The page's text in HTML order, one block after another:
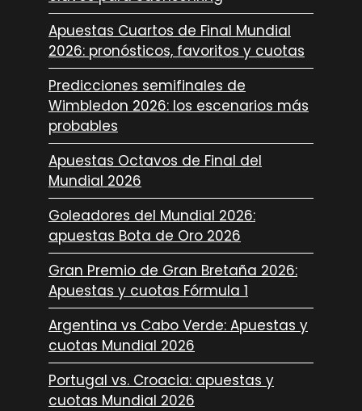
Apuestas Cuartos de Final Mundial
2026: pronósticos, favoritos y cuotas
Predicciones semifinales de
Wimbledon 2026: los escenarios más
probables
Apuestas Octavos de Final del
Mundial 2026
Goleadores del Mundial 2026:
apuestas Bota de Oro 2026
Gran Premio de Gran Bretaña 2026:
Apuestas y cuotas Fórmula 1
Argentina vs Cabo Verde: Apuestas y
cuotas Mundial 2026
Portugal vs. Croacia: apuestas y
cuotas Mundial 2026